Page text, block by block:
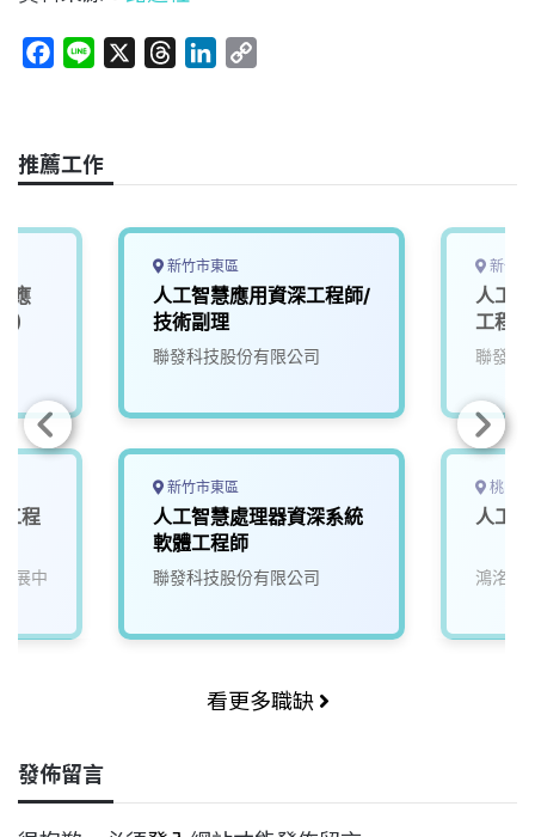
e
b
o
a
s
e
I
n
L
n
推薦工作
應
程
展中
新竹市東區
人工智慧應用資深工程師/
技術副理
聯發科技股份有限公司
新竹市東區
人工智慧處理器資深系統
軟體工程師
聯發科技股份有限公司
新竹
人工
工程
聯發科
桃園
人工
鴻洺科
看更多職缺
發佈留言